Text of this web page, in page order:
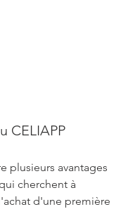
CELIAPP
plusieurs avantages
cherchent à
d'une première